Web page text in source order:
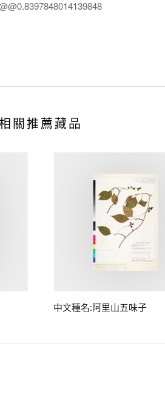
關推薦藏品
中文種名:阿里山五味子